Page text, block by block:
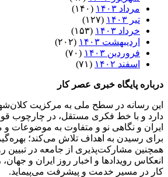
مرداد ۱۴۰۳
(۱۴۰)
تیر ۱۴۰۳
(۱۲۷)
خرداد ۱۴۰۳
(۱۵۳)
اردیبهشت ۱۴۰۳
(۲۰۲)
فروردین ۱۴۰۳
(۷۰)
اسفند ۱۴۰۲
(۷۱)
درباره پایگاه خبری عصر کار
این رسانه در سطح ملی به مرکزیت
دارد و با خط فکری مستقل، در چارچوب
ایران و نگاهی نو و متفاوت به موضوعات ‌و
برای رسیدن به اهداف تلاش می‌کند؛
همچنین مشارکت‌پذیری از جامعه در تبیین
انعکاس رویدادها و اخبار روز ایران و
کار در مسیر خدمت و پیشرفت می‌پیماید.